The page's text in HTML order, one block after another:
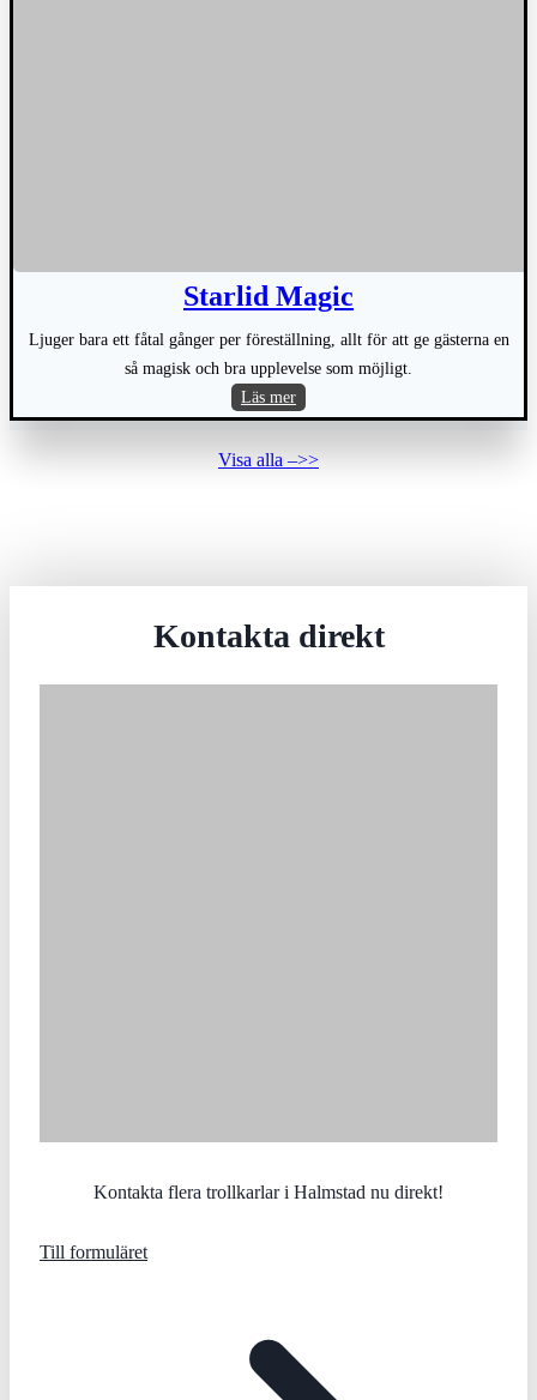
Starlid Magic
Ljuger bara ett fåtal gånger per föreställning, allt för att ge gästerna en
så magisk och bra upplevelse som möjligt.
Läs merStarlid
Magic
Visa alla –>>
Kontakta direkt
Kontakta flera trollkarlar i Halmstad nu direkt!
Till formuläret